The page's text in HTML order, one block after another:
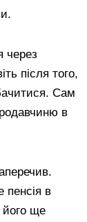
через
після того,
Сам
в
пенсія в
його ще